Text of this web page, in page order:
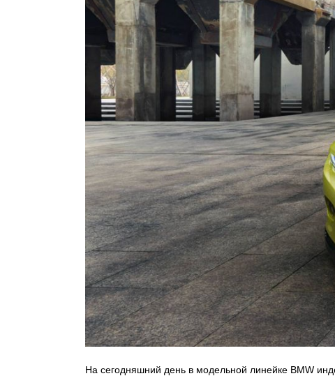
На сегодняшний день в модельной линейке BMW